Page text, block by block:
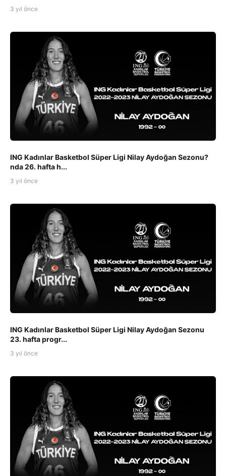
3 yıl önce
ING Kadınlar Basketbol Süper Ligi Nilay Aydoğan Sezonu?
nda 26. hafta h...
3 yıl önce
ING Kadınlar Basketbol Süper Ligi Nilay Aydoğan Sezonu
23. hafta progr...
3 yıl önce